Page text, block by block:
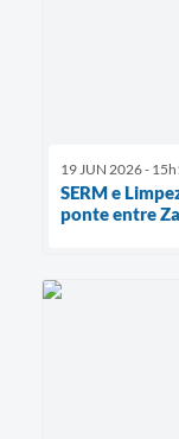
19 JUN 2026 -
SERM e
ponte entre